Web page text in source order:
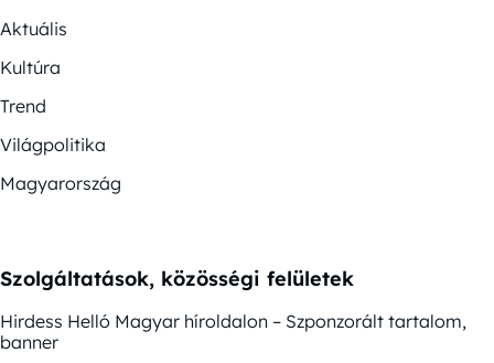
Aktuális
Kultúra
Trend
Világpolitika
Magyarország
Szolgáltatások, közösségi felületek
Hirdess Helló Magyar híroldalon – Szponzorált tartalom,
banner